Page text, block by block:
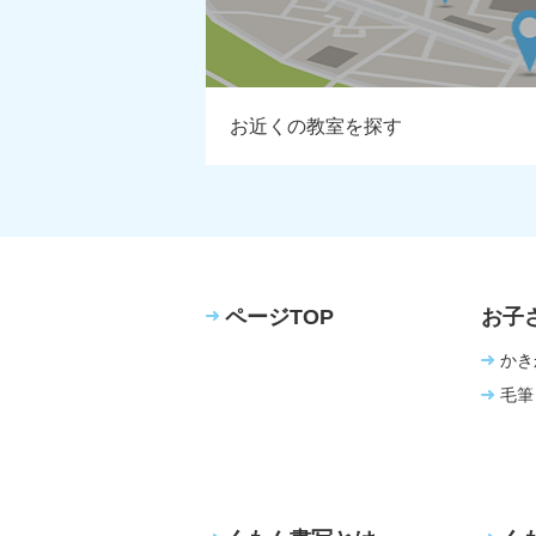
お近くの教室を探す
ページTOP お子
か
毛筆